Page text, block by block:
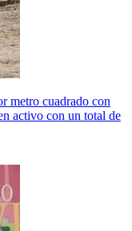
metro cuadrado con
activo con un total de